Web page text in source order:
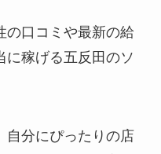
の口コミや最新の給
に稼げる五反田のソ
自分にぴったりの店